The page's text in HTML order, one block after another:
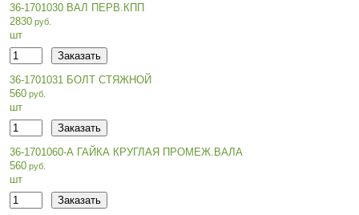
36-1701030 ВАЛ ПЕРВ.КПП
2830
шт
36-1701031 БОЛТ СТЯЖНОЙ
560
шт
36-1701060-А ГАЙКА КРУГЛАЯ ПРОМЕЖ.ВАЛА
560
шт